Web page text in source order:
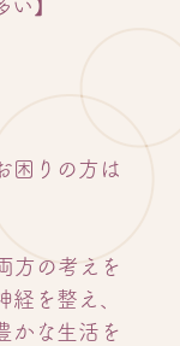
い】
困りの方は
方の考えを
経を整え、
かな生活を